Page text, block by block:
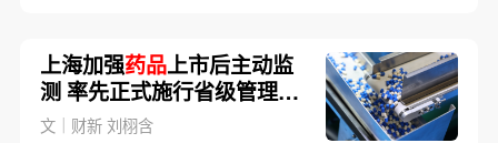
上海加强药品上市后主动监
测 率先正式施行省级管理办
法(含视频)
文｜财新 刘栩含